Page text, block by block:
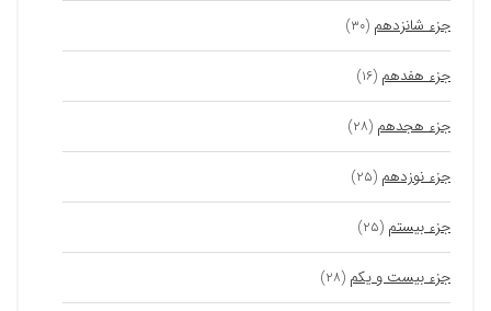
جزء شانزدهم (۳۰)
جزء هفدهم (۱۶)
جزء هجدهم (۲۸)
جزء نوزدهم (۲۵)
جزء بیستم (۲۵)
جزء بیست و یکم (۲۸)